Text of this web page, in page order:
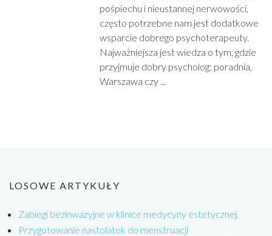
pośpiechu i nieustannej nerwowości,
często potrzebne nam jest dodatkowe
wsparcie dobrego psychoterapeuty.
Najważniejsza jest wiedza o tym, gdzie
przyjmuje dobry psycholog; poradnia,
Warszawa czy ...
LOSOWE ARTYKUŁY
Zabiegi bezinwazyjne w klinice medycyny estetycznej.
Przygotowanie nastolatek do menstruacji